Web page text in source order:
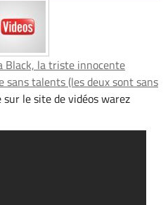
Black, la triste innocente
talents (les deux sont sans
le site de vidéos warez